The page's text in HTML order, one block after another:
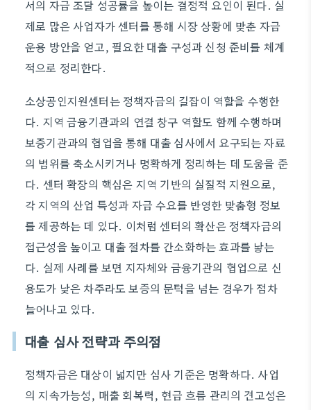
서의 자금 조달 성공률을 높이는 결정적 요인이 된다. 실
제로 많은 사업자가 센터를 통해 시장 상황에 맞춘 자금
운용 방안을 얻고, 필요한 대출 구성과 신청 준비를 체계
적으로 정리한다.
소상공인지원센터는 정책자금의 길잡이 역할을 수행한
다. 지역 금융기관과의 연결 창구 역할도 함께 수행하며
보증기관과의 협업을 통해 대출 심사에서 요구되는 자료
의 범위를 축소시키거나 명확하게 정리하는 데 도움을 준
다. 센터 확장의 핵심은 지역 기반의 실질적 지원으로,
각 지역의 산업 특성과 자금 수요를 반영한 맞춤형 정보
를 제공하는 데 있다. 이처럼 센터의 확산은 정책자금의
접근성을 높이고 대출 절차를 간소화하는 효과를 낳는
다. 실제 사례를 보면 지자체와 금융기관의 협업으로 신
용도가 낮은 차주라도 보증의 문턱을 넘는 경우가 점차
늘어나고 있다.
대출 심사 전략과 주의점
정책자금은 대상이 넓지만 심사 기준은 명확하다. 사업
의 지속가능성, 매출 회복력, 현금 흐름 관리의 견고성은